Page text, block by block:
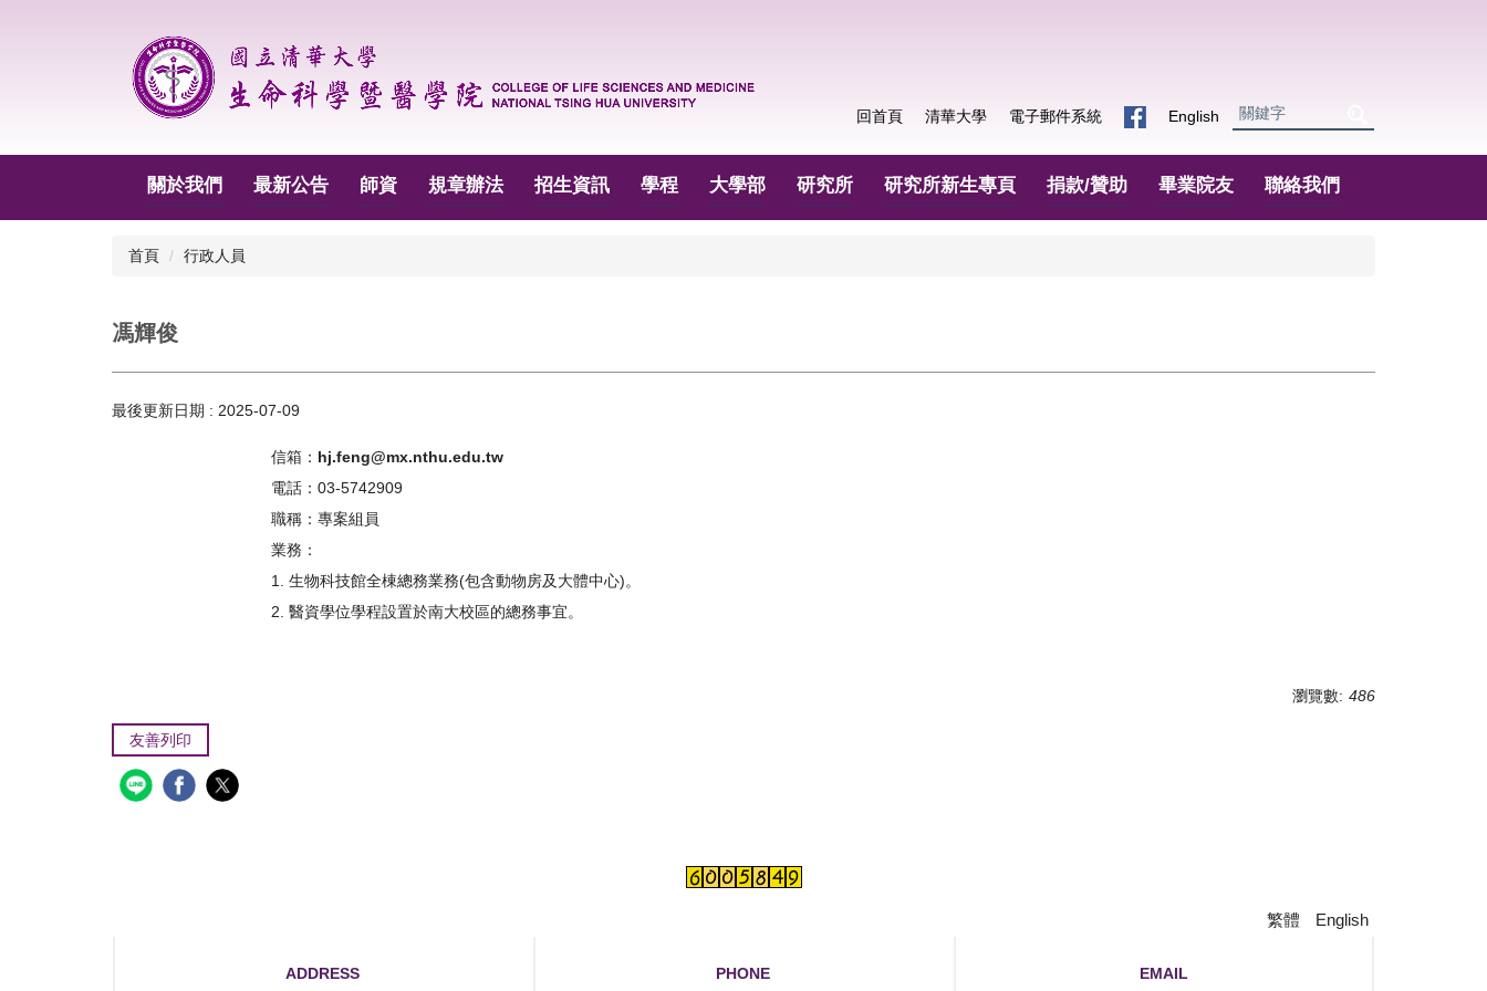
區
回首頁 清華大學 電子郵件系統 English
關於我們 最新公告 師資 規章辦法 招生資訊 學程 大學部 研究所 研究所新生專頁 捐款/贊助 畢業院友 聯絡我們
首頁 行政人員
馮輝俊
最後更新日期 : 2025-07-09
信箱： hj.feng@mx.nthu.edu.tw
電話：03-5742909
職稱：專案組員
業務：
1. 生物科技館全棟總務業務(包含動物房及大體中心)。
2. 醫資學位學程設置於南大校區的總務事宜。
瀏覽數: 486
友善列印
繁體 English
ADDRESS PHONE EMAIL